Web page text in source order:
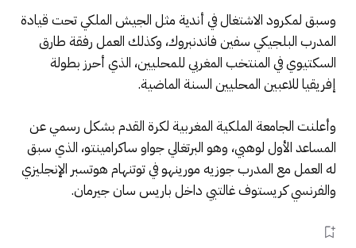
وسبق لمكرود الاشتغال في أندية مثل الجيش الملكي تحت قيادة
المدرب البلجيكي سفين فاندنبروك، وكذلك العمل رفقة طارق
السكتيوي في المنتخب المغربي للمحليين، الذي أحرز بطولة
إفريقيا للاعبين المحليين السنة الماضية.
وأعلنت الجامعة الملكية المغربية لكرة القدم بشكل رسمي عن
المساعد الأول لوهبي، وهو البرتغالي جواو ساكرامينتو، الذي سبق
له العمل مع المدرب جوزيه مورينهو في توتنهام هوتسبر الإنجليزي
والفرنسي كريستوف غالتيي داخل باريس سان جيرمان.